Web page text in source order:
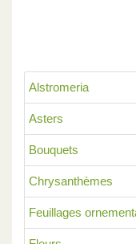
Alstromeria
Asters
Bouquets
Chrysanthèmes
Feuillages